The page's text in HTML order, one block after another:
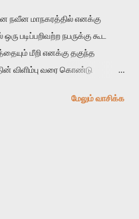
நவீன மாநகரத்தில் எனக்கு
படிப்பறிவற்ற நபருக்கு கூட
மீறி எனக்கு தகுந்த
விளிம்பு வரை கொண்டு
மேலும் வாசிக்க